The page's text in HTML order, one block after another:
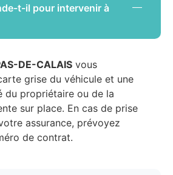
t-il pour intervenir à
DE-CALAIS vous
grise du véhicule et une
du propriétaire ou de la
sur place. En cas de prise
assurance, prévoyez
de contrat.